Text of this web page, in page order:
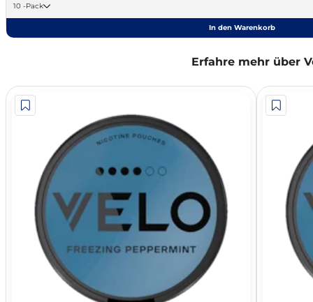
10 -Pack
In den Warenkorb
Erfahre mehr über